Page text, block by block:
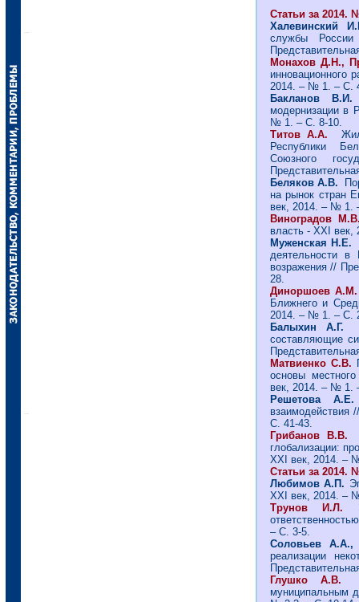
Статьи за 2014.
Халевинский
службы
Монахов Д.Н.,
инновационного
2014. – № 1. – С.
Бакланов
модернизации в
№ 1. – С. 8-10.
Титов А.А.
Республики
Союзного
Беляков А.В.
на рынок стран
век, 2014. – № 1.
Виноградов
власть - ХХI
Муженская Н.Е.
деятельности в
возражения //
28.
Диноршоев
Ближнего и
2014. – № 1. – С.
Балыхин А.Г.
составляющие
Матвиенко С.В.
основы
век, 2014. – № 1.
Решетова
С. 41-43.
Грибанов В.В.
глобализации:
ХХI век, 2014. –
Статьи за 2014.
Любимов А.П.
ХХI век, 2014. –
Трунов И.Л.
– С. 3-5.
Соловьев
реализации
Глушко А.В.
муниципальным